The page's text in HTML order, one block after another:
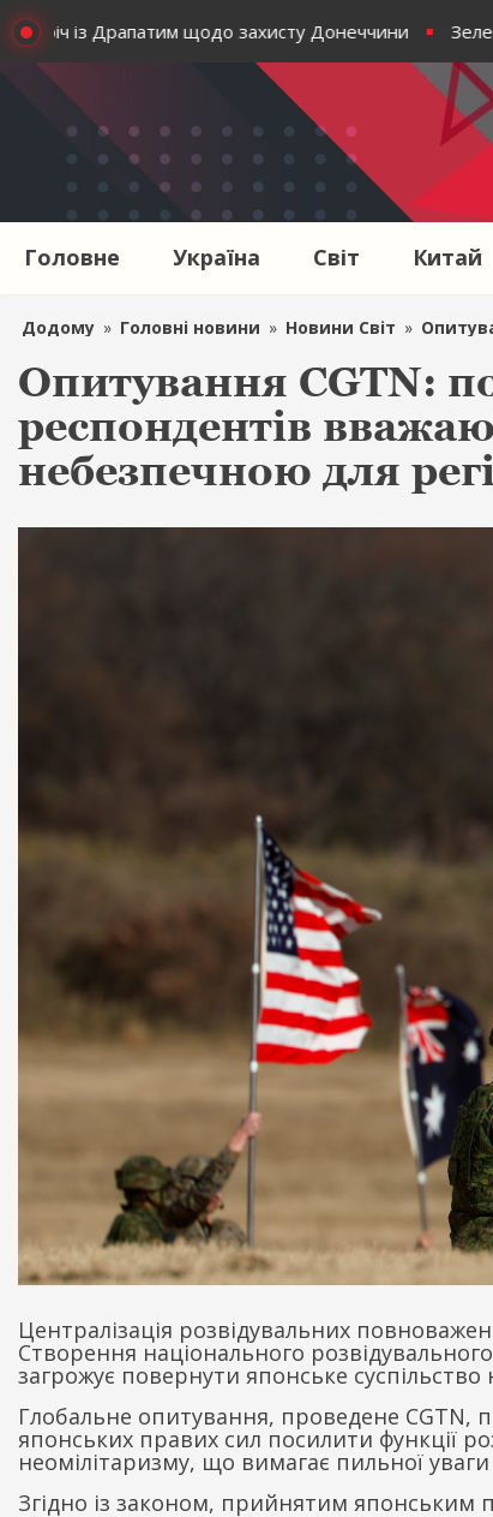
із Драпатим щодо захисту Донеччини
Головне Україна Світ Китай
Додому » Головні новини » Новини Світ » Опитування
Опитування CGTN:
респондентів
небезпечною для
Централізація розвідувальних
Створення національного
загрожує повернути японське суспільство
Глобальне опитування, проведене CGTN,
японських правих сил посилити функції
неомілітаризму, що вимагає пильної
Згідно із законом, прийнятим японським